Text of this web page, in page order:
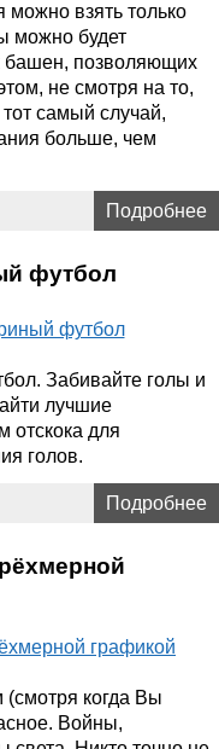
взять только
можно будет
башен, позволяющих
не смотря на то,
тот самый случай,
больше, чем
Подробнее
футбол
Забивайте голы и
лучшие
отскока для
голов.
Подробнее
когда Вы
Войны,